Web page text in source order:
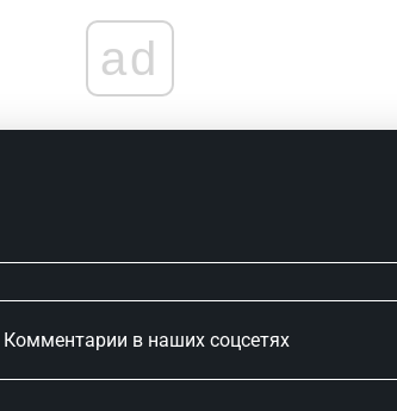
ad
Комментарии в наших соцсетях